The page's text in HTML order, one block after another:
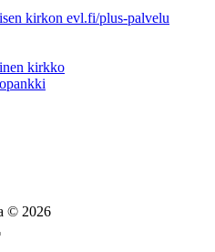
kirkon evl.fi/plus-palvelu
kirkko
© 2026